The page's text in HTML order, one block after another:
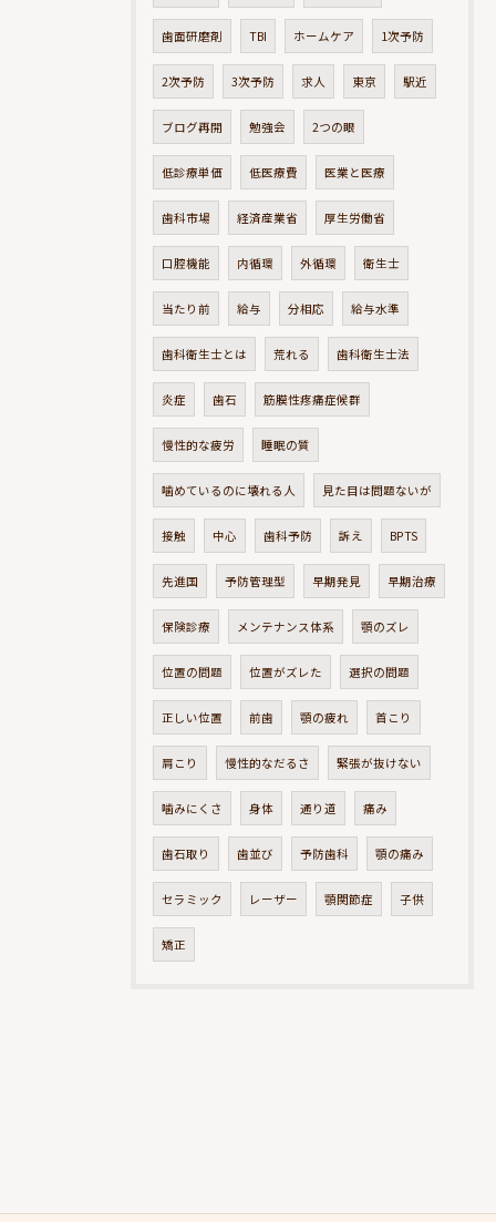
歯面研磨剤 TBI ホームケア 1次予防
2次予防 3次予防 求人 東京 駅近
ブログ再開 勉強会 2つの眼
低診療単価 低医療費 医業と医療
歯科市場 経済産業省 厚生労働省
口腔機能 内循環 外循環 衛生士
当たり前 給与 分相応 給与水準
歯科衛生士とは 荒れる 歯科衛生士法
炎症 歯石 筋膜性疼痛症候群
慢性的な疲労 睡眠の質
噛めているのに壊れる人 見た目は問題ないが
接触 中心 歯科予防 訴え BPTS
先進国 予防管理型 早期発見 早期治療
保険診療 メンテナンス体系 顎のズレ
位置の問題 位置がズレた 選択の問題
正しい位置 前歯 顎の疲れ 首こり
肩こり 慢性的なだるさ 緊張が抜けない
噛みにくさ 身体 通り道 痛み
歯石取り 歯並び 予防歯科 顎の痛み
セラミック レーザー 顎関節症 子供
矯正